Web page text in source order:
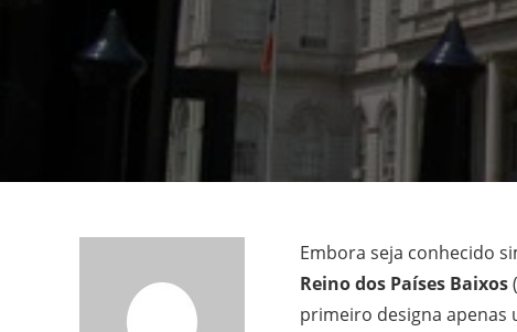
Embora seja conhecido
Reino dos Países Baixos
primeiro designa apenas